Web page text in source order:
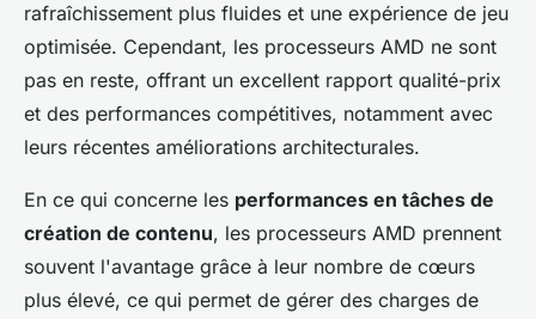
rafraîchissement plus fluides et une expérience de jeu
optimisée. Cependant, les processeurs AMD ne sont
pas en reste, offrant un excellent rapport qualité-prix
et des performances compétitives, notamment avec
leurs récentes améliorations architecturales.
En ce qui concerne les performances en tâches de
création de contenu, les processeurs AMD prennent
souvent l'avantage grâce à leur nombre de cœurs
plus élevé, ce qui permet de gérer des charges de